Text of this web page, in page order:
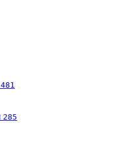
481
285